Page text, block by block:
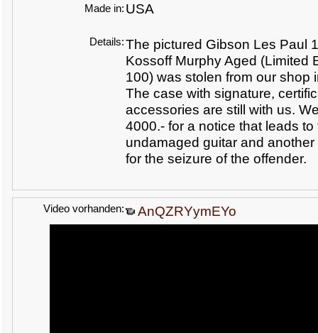
Made in: USA
Details:The pictured Gibson Les Paul
Kossoff Murphy Aged (Limited
100) was stolen from our shop
The case with signature,
accessories are still with us.
4000.- for a notice that leads
undamaged guitar and
for the seizure of the offender.
Video vorhanden: AnQZRYymEYo